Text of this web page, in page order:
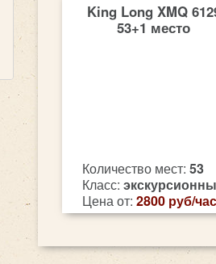
King Long XMQ
53+1 место
Количество мест:53
Класс:
Цена от:2800 руб/час